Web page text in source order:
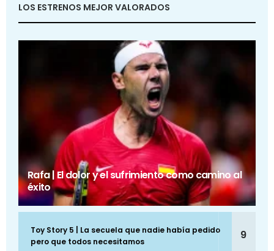
LOS ESTRENOS MEJOR VALORADOS
Rafa | El dolor y el sufrimiento como camino al
éxito
Toy Story 5 | La secuela que nadie había pedido
pero que todos necesitamos
9